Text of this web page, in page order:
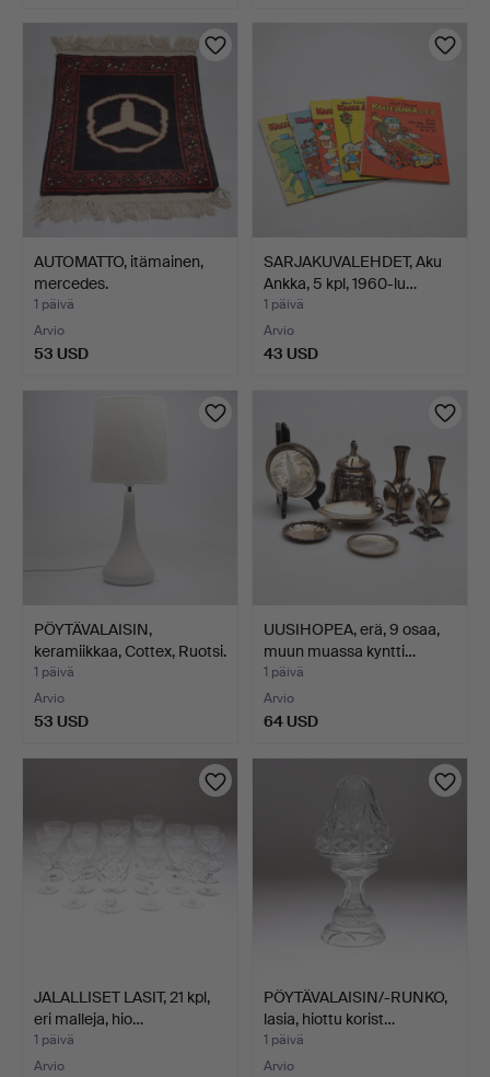
AUTOMATTO, itämainen,
mercedes.
1 päivä
Arvio
53 USD
SARJAKUVALEHDET, Aku
Ankka, 5 kpl, 1960-lu…
1 päivä
Arvio
43 USD
PÖYTÄVALAISIN,
keramiikkaa, Cottex, Ruotsi.
1 päivä
Arvio
53 USD
UUSIHOPEA, erä, 9 osaa,
muun muassa kyntti…
1 päivä
Arvio
64 USD
JALALLISET LASIT, 21 kpl,
eri malleja, hio…
1 päivä
Arvio
PÖYTÄVALAISIN/-RUNKO,
lasia, hiottu korist…
1 päivä
Arvio